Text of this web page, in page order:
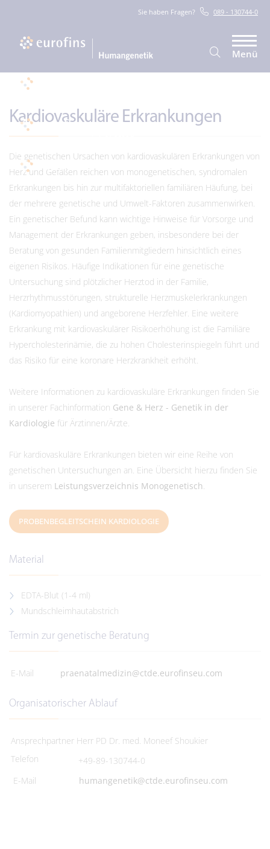
Sie haben Fragen? 089 - 130744-0
Menü
Kardiovaskuläre Erkrankungen
Die genetischen Ursachen von kardiovaskulären Erkrankungen von
Herz und Gefäßen reichen von monogenetischen, syndromalen
Erkrankungen bis hin zur multifaktoriellen familiären Häufung, bei
der mehrere genetische und Umwelt-Faktoren zusammenwirken.
Ein genetischer Befund kann wichtige Hinweise für Vorsorge und
Management der Erkrankungen geben, insbesondere bei der
Beratung von gesunden Familienmitgliedern hinsichtlich eines
eigenen Risikos. Häufige Indikationen für eine genetische
Untersuchung sind plötzlicher Herztod in der Familie,
Herzrhythmusstörungen, strukturelle Herzmuskelerkrankungen
(Kardiomyopathien) und angeborene Herzfehler. Eine weitere
Erkrankung mit kardiovaskulärer Risikoerhöhung ist die Familiäre
Hypercholesterinämie, die zu hohen Cholesterinspiegeln führt und
das Risiko für eine koronare Herzkrankheit erhöht.
Weitere Informationen zu kardiovaskuläre Erkrankungen finden Sie
in unserer Fachinformation Gene & Herz - Genetik in der
Kardiologie für Ärztinnen/Ärzte.
Für kardiovaskuläre Erkrankungen bieten wir eine Reihe von
genetischen Untersuchungen an. Eine Übersicht hierzu finden Sie
in unserem Leistungsverzeichnis Monogenetisch.
PROBENBEGLEITSCHEIN KARDIOLOGIE
Material
EDTA-Blut (1-4 ml)
Mundschleimhautabstrich
Termin zur genetische Beratung
E-Mail praenatalmedizin@ctde.eurofinseu.com
Organisatorischer Ablauf
Ansprechpartner Herr PD Dr. med. Moneef Shoukier
Telefon
+49-89-130744-0
E-Mail
humangenetik@ctde.eurofinseu.com